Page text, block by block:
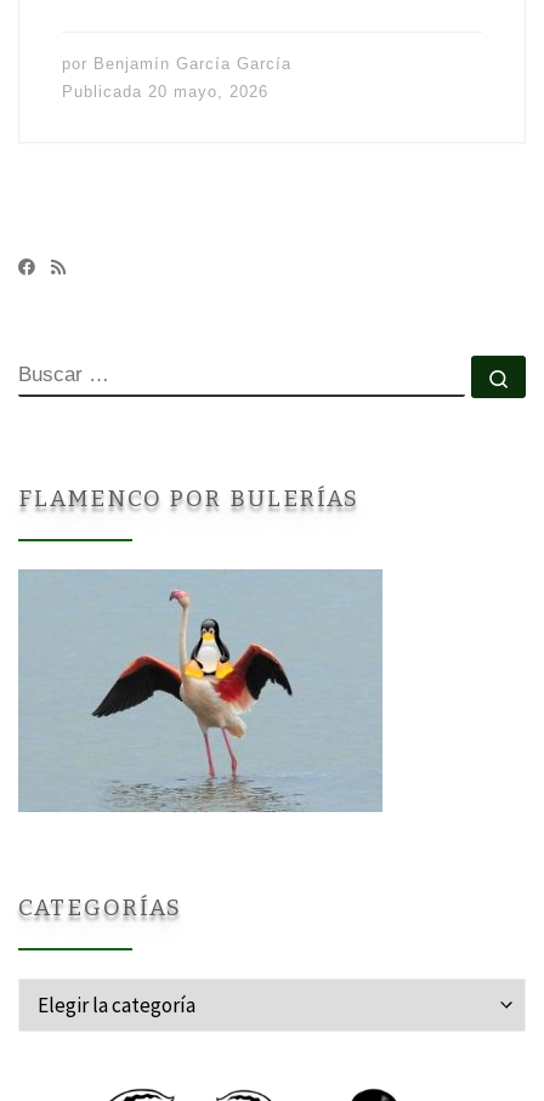
por Benjamín García García
Publicada 20 mayo, 2026
BUSCAR
FLAMENCO POR BULERÍAS
CATEGORÍAS
Categorías